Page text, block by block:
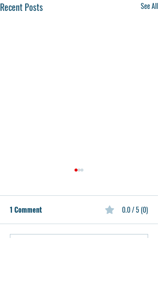
Recent Posts See All
1 Comment 0.0 / 5 (0)